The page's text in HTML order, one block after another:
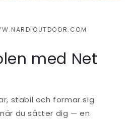
med Net
stabil och formar sig
du sätter dig — en